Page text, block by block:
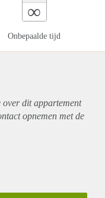
∞
Onbepaalde tijd
over ditappartement
opnemen met de